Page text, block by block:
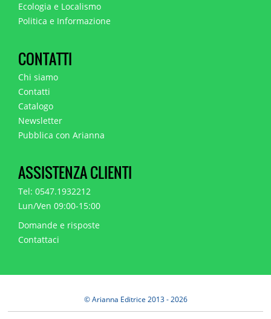
Ecologia e Localismo
Politica e Informazione
CONTATTI
Chi siamo
Contatti
Catalogo
Newsletter
Pubblica con Arianna
ASSISTENZA CLIENTI
Tel: 0547.1932212
Lun/Ven 09:00-15:00
Domande e risposte
Contattaci
© Arianna Editrice 2013 - 2026